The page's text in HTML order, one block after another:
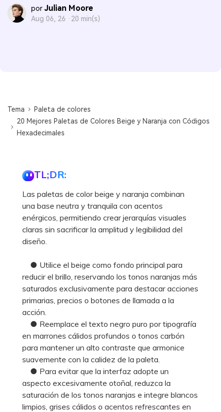
por Julian Moore
Aug 06, 26 · 20 min(s)
Tema
Paleta de colores
20 Mejores Paletas de Colores Beige y Naranja con Códigos
Hexadecimales
TL;DR:
Las paletas de color beige y naranja combinan
una base neutra y tranquila con acentos
enérgicos, permitiendo crear jerarquías visuales
claras sin sacrificar la amplitud y legibilidad del
diseño.
● Utilice el beige como fondo principal para
reducir el brillo, reservando los tonos naranjas más
saturados exclusivamente para destacar acciones
primarias, precios o botones de llamada a la
acción.
● Reemplace el texto negro puro por tipografía
en marrones cálidos profundos o tonos carbón
para mantener un alto contraste que armonice
suavemente con la calidez de la paleta.
● Para evitar que la interfaz adopte un
aspecto excesivamente otoñal, reduzca la
saturación de los tonos naranjas e integre blancos
limpios, grises cálidos o acentos refrescantes en